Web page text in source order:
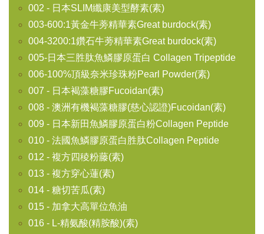
002 - 日本SLIM纖康美型酵素(素)
003-600:1黃金牛蒡精華素Great burdock(素)
004-3200:1鑽石牛蒡精華素Great burdock(素)
005-日本三胜肽魚鱗膠原蛋白 Collagen Tripeptide
006-100%頂級奈米珍珠粉Pearl Powder(素)
007 - 日本褐藻糖膠Fucoidan(素)
008 - 澳洲有機褐藻糖膠(慈心認證)Fucoidan(素)
009 - 日本新田魚鱗膠原蛋白粉Collagen Peptide
010 - 法國魚鱗膠原蛋白胜肽Collagen Peptide
012 - 複方四稜粉藤(素)
013 - 複方穿心蓮(素)
014 - 糖切苦瓜(素)
015 - 加拿大高單位魚油
016 - L-精氨酸(精胺酸)(素)